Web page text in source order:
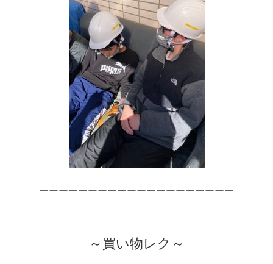
ーーーーーーーーーーーーーーーーーーーー
～買い物レク～